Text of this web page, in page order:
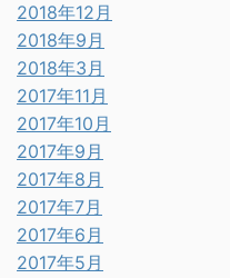
2018年12月
2018年9月
2018年3月
2017年11月
2017年10月
2017年9月
2017年8月
2017年7月
2017年6月
2017年5月